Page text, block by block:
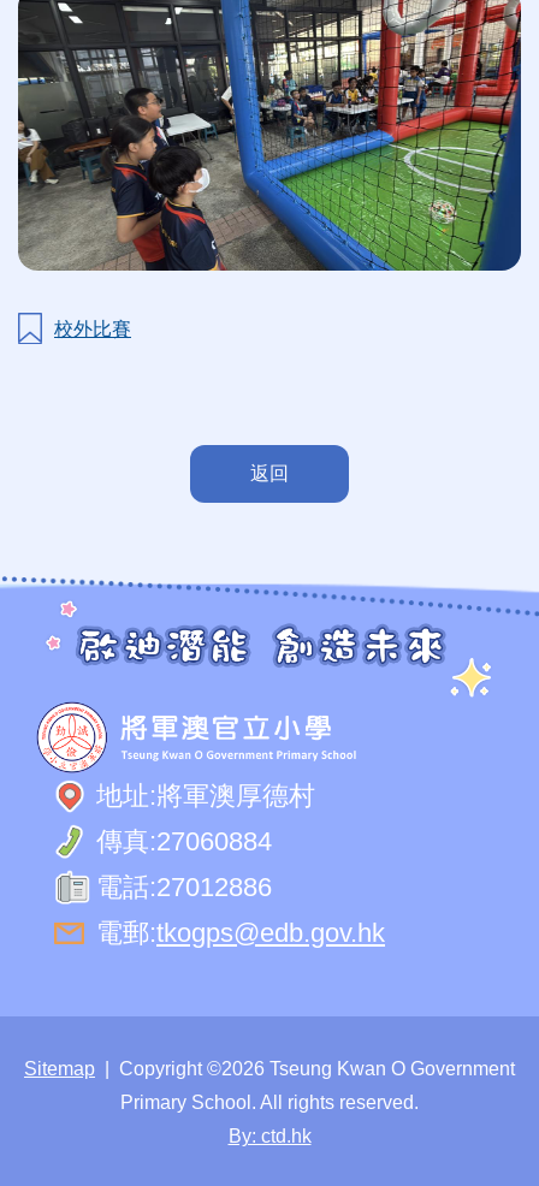
校外比賽
返回
地址:將軍澳厚德村
傳真:27060884
電話:27012886
電郵:tkogps@edb.gov.hk
Sitemap | Copyright ©2026 Tseung Kwan O Government
Primary School. All rights reserved.
By: ctd.hk